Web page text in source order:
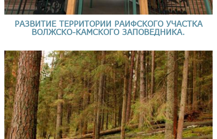
РАЗВИТИЕ ТЕРРИТОРИИ РАИФСКОГО УЧАСТКА
ВОЛЖСКО-КАМСКОГО ЗАПОВЕДНИКА.